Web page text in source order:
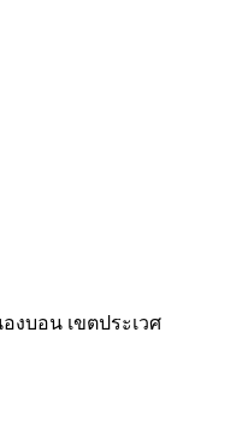
งบอน เขตประเวศ